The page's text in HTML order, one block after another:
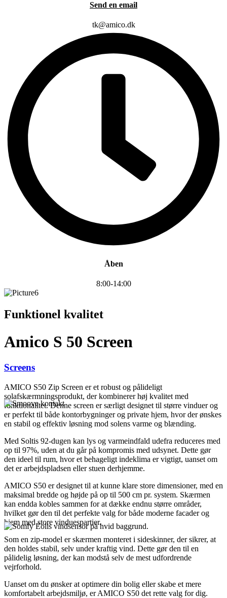
Send en email
tk@amico.dk
Åben
8:00-14:00
Funktionel kvalitet
Amico S 50 Screen
Screens
AMICO S50 Zip Screen er et robust og pålideligt
solafskærmningsprodukt, der kombinerer høj kvalitet med
funktionalitet. Denne screen er særligt designet til større vinduer og
er perfekt til både kontorbygninger og private hjem, hvor der ønskes
en stabil og effektiv løsning mod solens varme og blænding.
Med Soltis 92-dugen kan lys og varmeindfald udefra reduceres med
op til 97%, uden at du går på kompromis med udsynet. Dette gør
den ideel til rum, hvor et behageligt indeklima er vigtigt, uanset om
det er arbejdspladsen eller stuen derhjemme.
AMICO S50 er designet til at kunne klare store dimensioner, med en
maksimal bredde og højde på op til 500 cm pr. system. Skærmen
kan endda kobles sammen for at dække endnu større områder,
hvilket gør den til det perfekte valg for både moderne facader og
hjem med store vinduespartier.
Som en zip-model er skærmen monteret i sideskinner, der sikrer, at
den holdes stabil, selv under kraftig vind. Dette gør den til en
pålidelig løsning, der kan modstå selv de mest udfordrende
vejrforhold.
Uanset om du ønsker at optimere din bolig eller skabe et mere
komfortabelt arbejdsmiljø, er AMICO S50 det rette valg for dig.